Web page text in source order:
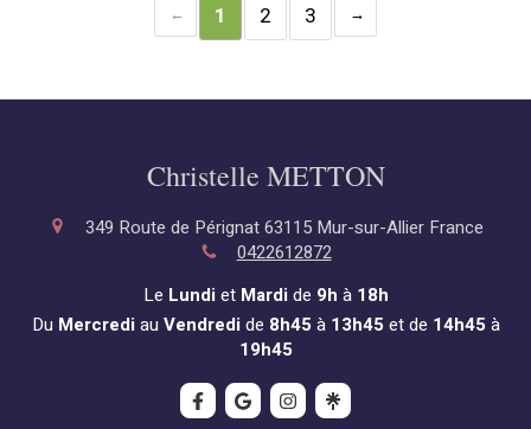
1
2 3
Christelle METTON
349 Route de Pérignat 63115 Mur-sur-Allier France
0422612872
Le Lundiet Mardide 9h à 18h
Du Mercrediau Vendredide 8h45 à 13h45 et de 14h45 à
19h45